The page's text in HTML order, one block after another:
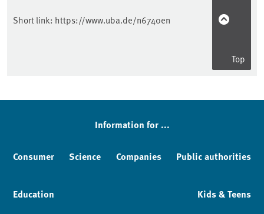
Short link: https://www.uba.de/n6740en
Top
Information for ...
Consumer Science Companies Public authorities
Education Kids & Teens